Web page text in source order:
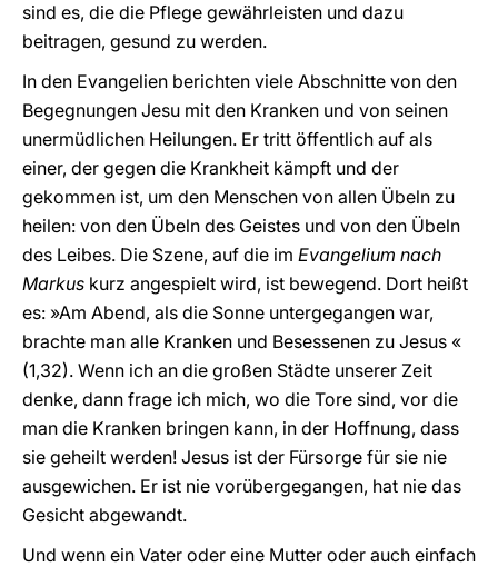
sind es, die die Pflege gewährleisten und dazu
beitragen, gesund zu werden.
In den Evangelien berichten viele Abschnitte von den
Begegnungen Jesu mit den Kranken und von seinen
unermüdlichen Heilungen. Er tritt öffentlich auf als
einer, der gegen die Krankheit kämpft und der
gekommen ist, um den Menschen von allen Übeln zu
heilen: von den Übeln des Geistes und von den Übeln
des Leibes. Die Szene, auf die im Evangelium nach
Markus kurz angespielt wird, ist bewegend. Dort heißt
es: »Am Abend, als die Sonne untergegangen war,
brachte man alle Kranken und Besessenen zu Jesus «
(1,32). Wenn ich an die großen Städte unserer Zeit
denke, dann frage ich mich, wo die Tore sind, vor die
man die Kranken bringen kann, in der Hoffnung, dass
sie geheilt werden! Jesus ist der Fürsorge für sie nie
ausgewichen. Er ist nie vorübergegangen, hat nie das
Gesicht abgewandt.
Und wenn ein Vater oder eine Mutter oder auch einfach